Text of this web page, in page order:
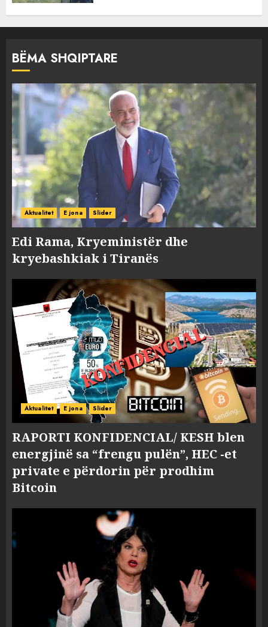
BËMA SHQIPTARE
Aktualitet E jona Slider
Edi Rama, Kryeministër dhe
kryebashkiak i Tiranës
Aktualitet E jona Slider
RAPORTI KONFIDENCIAL/ KESH blen
energjinë sa “frengu pulën”, HEC -et
private e përdorin për prodhim
Bitcoin